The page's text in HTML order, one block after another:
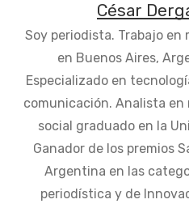
César
Soy periodista. Trabajo
en Buenos Aires,
Especializado en
comunicación. Analista
social graduado en la
Ganador de los premios
Argentina en las
periodística y de